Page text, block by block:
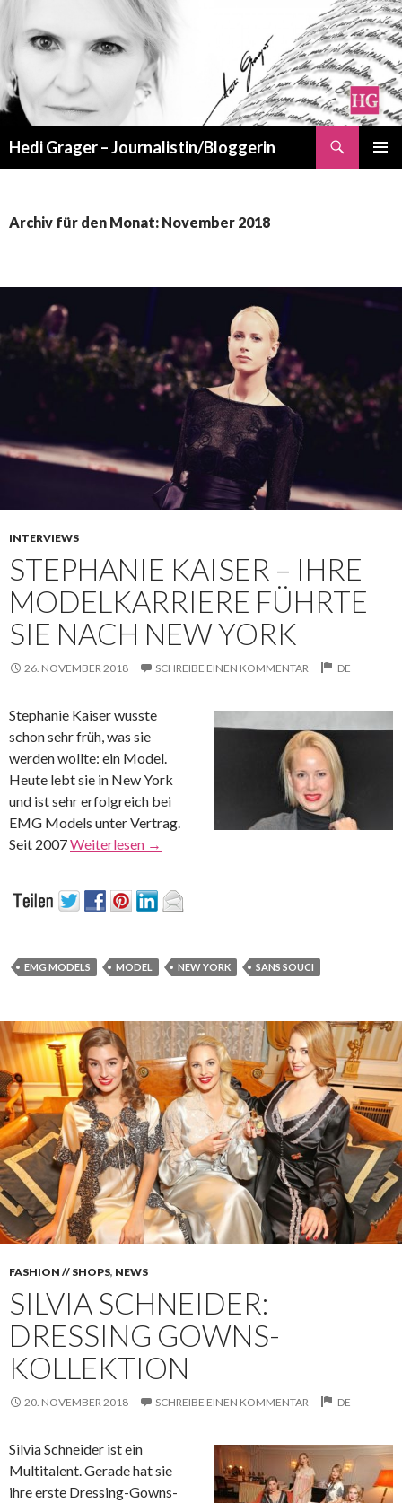
Hedi Grager – Journalistin/Bloggerin
Archiv für den Monat: November 2018
INTERVIEWS
STEPHANIE KAISER – IHRE
MODELKARRIERE FÜHRTE
SIE NACH NEW YORK
26. NOVEMBER 2018 SCHREIBE EINEN KOMMENTAR DE
Stephanie Kaiser wusste
schon sehr früh, was sie
werden wollte: ein Model.
Heute lebt sie in New York
und ist sehr erfolgreich bei
EMG Models unter Vertrag.
Seit 2007Weiterlesen →
EMG MODELS MODEL NEW YORK SANS SOUCI
FASHION // SHOPS, NEWS
SILVIA SCHNEIDER:
DRESSING GOWNS-
KOLLEKTION
20. NOVEMBER 2018 SCHREIBE EINEN KOMMENTAR DE
Silvia Schneider ist ein
Multitalent. Gerade hat sie
ihre erste Dressing-Gowns-